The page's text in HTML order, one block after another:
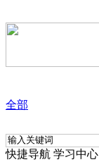
全部
快捷导航 学习中心